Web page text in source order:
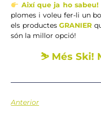
Així que ja ho sabeu!
plomes i voleu fer-li un
els productesGRANIER
són la millor opció!
⛷Més Ski!
Anterior